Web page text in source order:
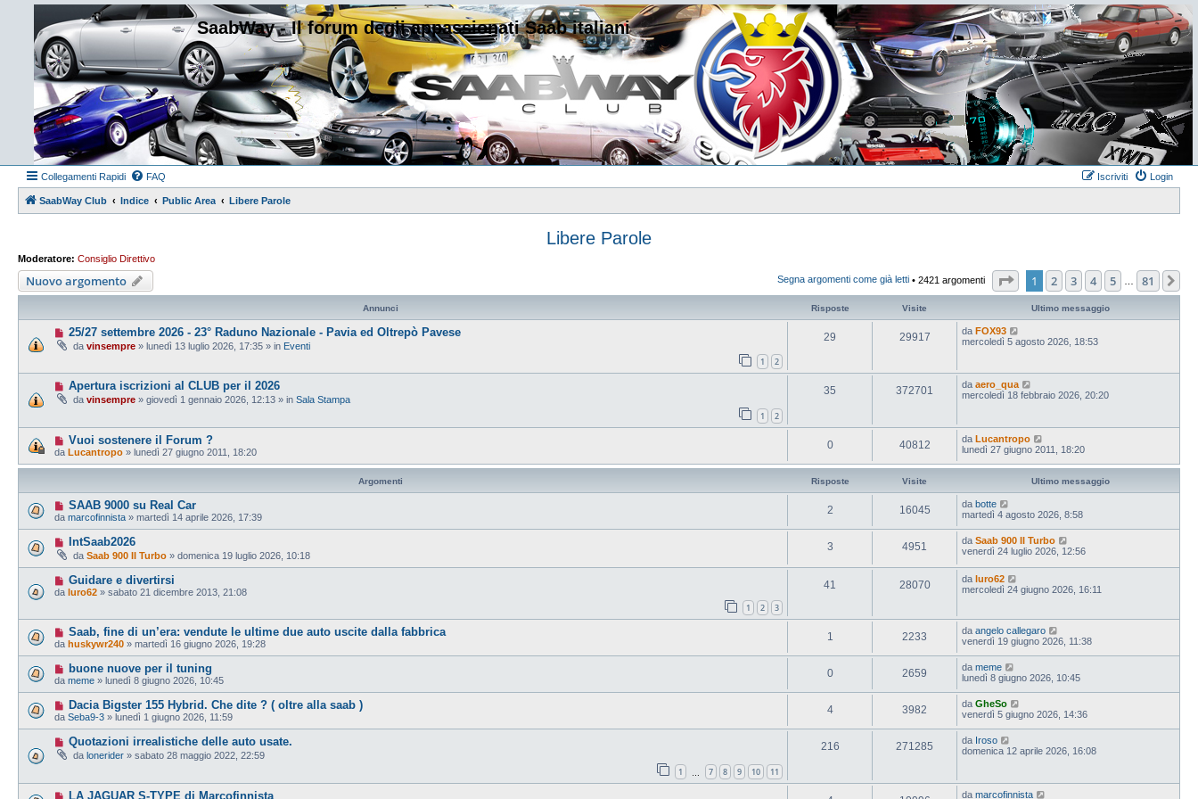
SaabWay - Il forum degli appassionati Saab italiani
Collegamenti Rapidi FAQ Login
Iscriviti
SaabWay Club Indice Public Area Libere Parole
Libere Parole
Moderatore: Consiglio Direttivo
Nuovo argomento Segna argomenti come già letti • 2421 argomenti Pagina1 di
1 2 3 4 5 81
Annunci Risposte Visite Ultimo messaggio
25/27 settembre 2026 - 23° Raduno Nazionale - Pavia ed Oltrepò Pavese
da vinsempre » lunedì 13 luglio 2026, 17:35 » in Eventi
1 2
29 29917 da FOX93
mercoledì 5 agosto 2026, 18:53
Apertura iscrizioni al CLUB per il 2026
da vinsempre » giovedì 1 gennaio 2026, 12:13 » in Sala Stampa
1 2
35 372701 da aero_qua
mercoledì 18 febbraio 2026, 20:20
Vuoi sostenere il Forum ?
da Lucantropo » lunedì 27 giugno 2011, 18:20
0 40812 da Lucantropo
lunedì 27 giugno 2011, 18:20
Argomenti Risposte Visite Ultimo messaggio
SAAB 9000 su Real Car
da marcofinnista » martedì 14 aprile 2026, 17:39
2 16045 da botte
martedì 4 agosto 2026, 8:58
IntSaab2026
da Saab 900 II Turbo » domenica 19 luglio 2026, 10:18
3 4951 da Saab 900 II Turbo
venerdì 24 luglio 2026, 12:56
Guidare e divertirsi
da luro62 » sabato 21 dicembre 2013, 21:08
1 2 3
41 28070 da luro62
mercoledì 24 giugno 2026, 16:11
Saab, fine di un’era: vendute le ultime due auto uscite dalla fabbrica
da huskywr240 » martedì 16 giugno 2026, 19:28
1 2233 da angelo callegaro
venerdì 19 giugno 2026, 11:38
buone nuove per il tuning
da meme » lunedì 8 giugno 2026, 10:45
0 2659 da meme
lunedì 8 giugno 2026, 10:45
Dacia Bigster 155 Hybrid. Che dite ? ( oltre alla saab )
da Seba9-3 » lunedì 1 giugno 2026, 11:59
4 3982 da GheSo
venerdì 5 giugno 2026, 14:36
Quotazioni irrealistiche delle auto usate.
da lonerider » sabato 28 maggio 2022, 22:59
1 7 8 9 10 11
216 271285 da Iroso
domenica 12 aprile 2026, 16:08
LA JAGUAR S-TYPE di Marcofinnista da marcofinnista